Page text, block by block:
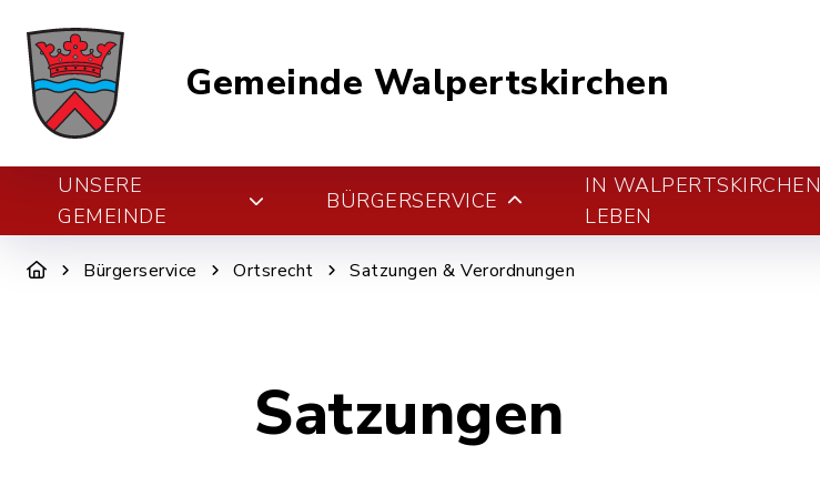
Gemeinde Walpertskirchen
UNSERE
GEMEINDE
BÜRGERSERVICE
IN WALPERTSKIRCHEN
LEBEN
Bürgerservice Ortsrecht Satzungen & Verordnungen
Satzungen